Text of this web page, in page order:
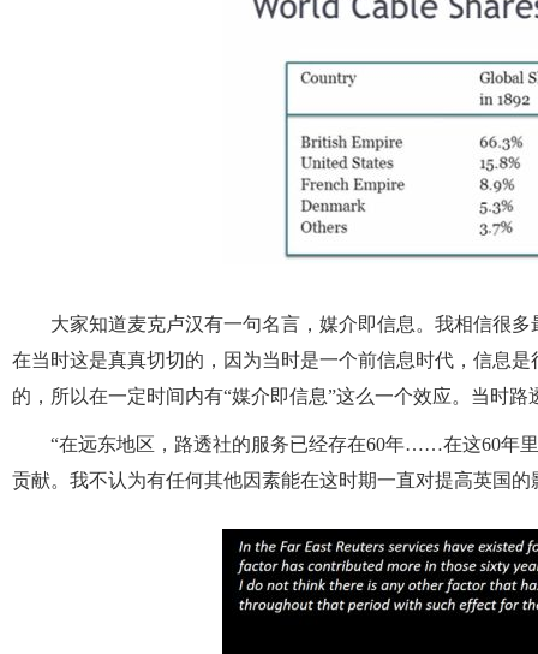
大家知道麦克卢汉有一句名言，媒介即信息。我相信很
在当时这是真真切切的，因为当时是一个前信息时代，信息
的，所以在一定时间内有“媒介即信息”这么一个效应。当时路
“在远东地区，路透社的服务已经存在60年……在这60年
贡献。我不认为有任何其他因素能在这时期一直对提高英国